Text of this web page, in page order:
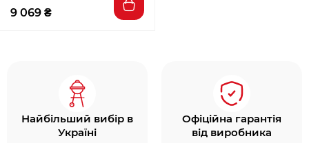
9 069 ₴
Найбільший вибір в
Україні
Офіційна гарантія
від виробника